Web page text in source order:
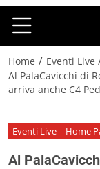
Home / Eventi Live
Al PalaCavicchi di
arriva anche C4
Eventi Live Home
Al